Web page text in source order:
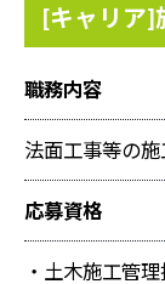
[キャリア]
職務内容
法面工事等の
応募資格
・土木施工管